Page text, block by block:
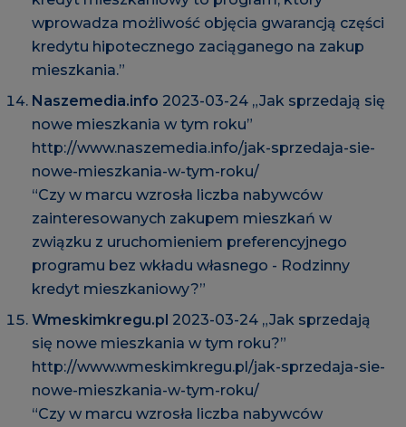
wprowadza możliwość objęcia gwarancją części
kredytu hipotecznego zaciąganego na zakup
mieszkania.”
Naszemedia.info 2023-03-24 „Jak sprzedają się
nowe mieszkania w tym roku”
http://www.naszemedia.info/jak-sprzedaja-sie-
nowe-mieszkania-w-tym-roku/
“Czy w marcu wzrosła liczba nabywców
zainteresowanych zakupem mieszkań w
związku z uruchomieniem preferencyjnego
programu bez wkładu własnego - Rodzinny
kredyt mieszkaniowy?”
Wmeskimkregu.pl 2023-03-24 „Jak sprzedają
się nowe mieszkania w tym roku?”
http://www.wmeskimkregu.pl/jak-sprzedaja-sie-
nowe-mieszkania-w-tym-roku/
“Czy w marcu wzrosła liczba nabywców